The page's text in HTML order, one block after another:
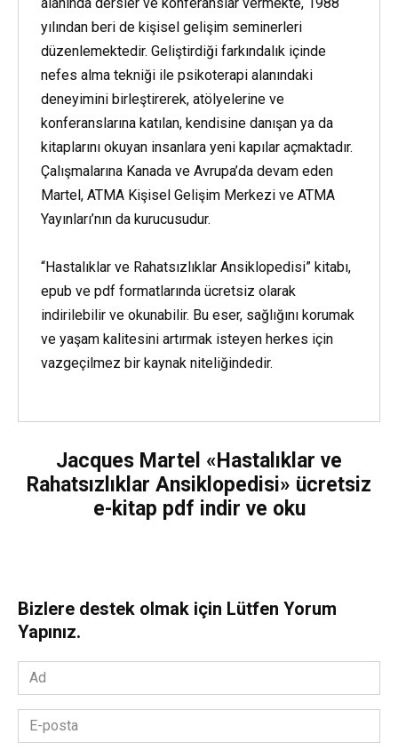
yılından beri de kişisel gelişim seminerleri
düzenlemektedir. Geliştirdiği farkındalık içinde
nefes alma tekniği ile psikoterapi alanındaki
deneyimini birleştirerek, atölyelerine ve
konferanslarına katılan, kendisine danışan ya da
kitaplarını okuyan insanlara yeni kapılar açmaktadır.
Çalışmalarına Kanada ve Avrupa’da devam eden
Martel, ATMA Kişisel Gelişim Merkezi ve ATMA
Yayınları’nın da kurucusudur.
“Hastalıklar ve Rahatsızlıklar Ansiklopedisi” kitabı,
epub ve pdf formatlarında ücretsiz olarak
indirilebilir ve okunabilir. Bu eser, sağlığını korumak
ve yaşam kalitesini artırmak isteyen herkes için
vazgeçilmez bir kaynak niteliğindedir.
Jacques Martel «Hastalıklar ve
Rahatsızlıklar Ansiklopedisi» ücretsiz
e-kitap pdf indir ve oku
Bizlere destek olmak için Lütfen Yorum
Yapınız.
Ad
*
posta